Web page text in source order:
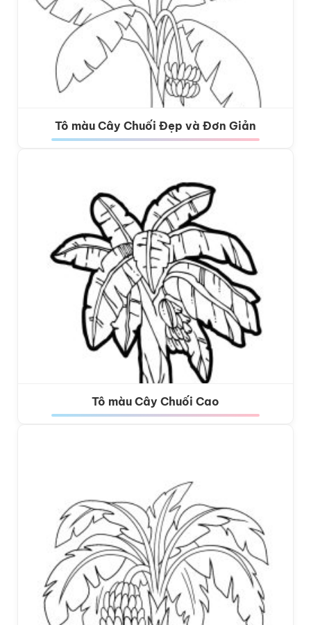
Tô màu Cây Chuối Đẹp và Đơn Giản
Tô màu Cây Chuối Cao